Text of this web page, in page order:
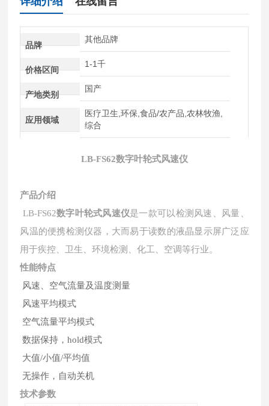
品牌
其他品牌
价格区间
1-1千
产地类别
国产
应用领域
医疗卫生,环保,食品/农产品,农林牧渔,
综合
LB-FS62数字叶轮式风速仪
产品介绍
LB-FS62数字叶轮式风速仪是一款可以检测风速、风量、
风温的便携检测仪器，大而易于读数的液晶显示屏广泛应
用于疾控、卫生、环境检测、化工、空调等行业。
性能特点
风速、空气流量及温度测量
风速平均模式
空气流量平均模式
数据保持，hold模式
大值/小值/平均值
无操作，自动关机
技术参数